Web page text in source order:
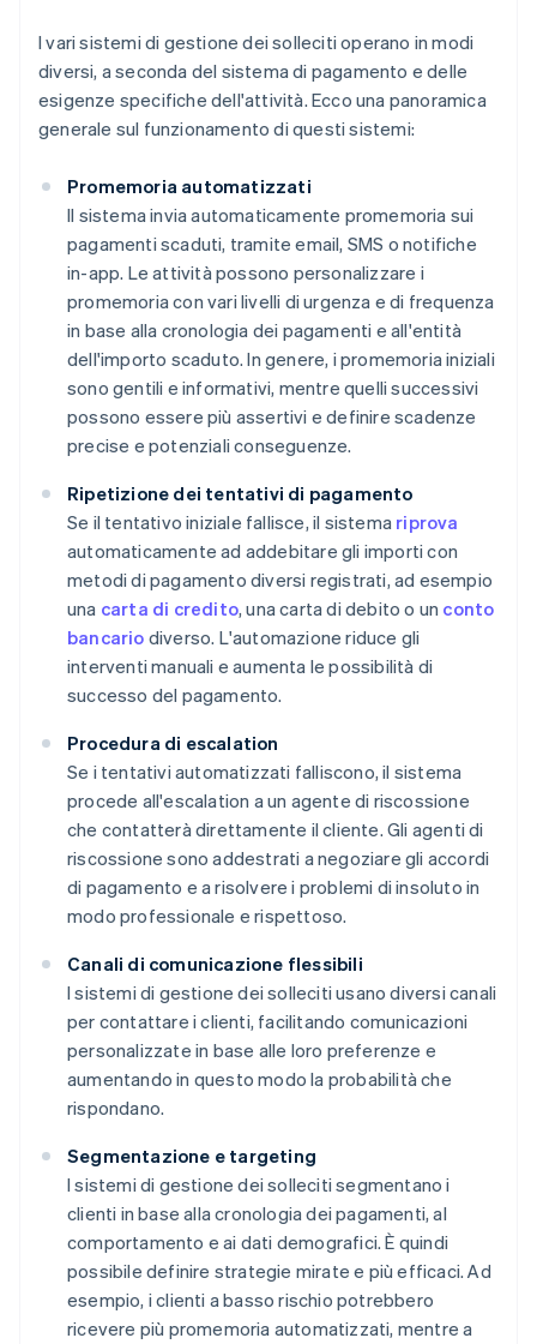
I vari sistemi di gestione dei solleciti operano in modi
diversi, a seconda del sistema di pagamento e delle
esigenze specifiche dell'attività. Ecco una panoramica
generale sul funzionamento di questi sistemi:
Promemoria automatizzati
Il sistema invia automaticamente promemoria sui
pagamenti scaduti, tramite email, SMS o notifiche
in-app. Le attività possono personalizzare i
promemoria con vari livelli di urgenza e di frequenza
in base alla cronologia dei pagamenti e all'entità
dell'importo scaduto. In genere, i promemoria iniziali
sono gentili e informativi, mentre quelli successivi
possono essere più assertivi e definire scadenze
precise e potenziali conseguenze.
Ripetizione dei tentativi di pagamento
Se il tentativo iniziale fallisce, il sistema riprova
automaticamente ad addebitare gli importi con
metodi di pagamento diversi registrati, ad esempio
una carta di credito, una carta di debito o un conto
bancario diverso. L'automazione riduce gli
interventi manuali e aumenta le possibilità di
successo del pagamento.
Procedura di escalation
Se i tentativi automatizzati falliscono, il sistema
procede all'escalation a un agente di riscossione
che contatterà direttamente il cliente. Gli agenti di
riscossione sono addestrati a negoziare gli accordi
di pagamento e a risolvere i problemi di insoluto in
modo professionale e rispettoso.
Canali di comunicazione flessibili
I sistemi di gestione dei solleciti usano diversi canali
per contattare i clienti, facilitando comunicazioni
personalizzate in base alle loro preferenze e
aumentando in questo modo la probabilità che
rispondano.
Segmentazione e targeting
I sistemi di gestione dei solleciti segmentano i
clienti in base alla cronologia dei pagamenti, al
comportamento e ai dati demografici. È quindi
possibile definire strategie mirate e più efficaci. Ad
esempio, i clienti a basso rischio potrebbero
ricevere più promemoria automatizzati, mentre a